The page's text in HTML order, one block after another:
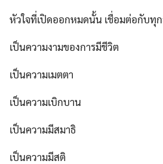
หัวใจที่เปิดออกหมดนั้น เชื่อมต่อกับทุ
เป็นความงามของการมีชีวิต
เป็นความเมตตา
เป็นความเบิกบาน
เป็นความมีสมาธิ
เป็นความมีสติ